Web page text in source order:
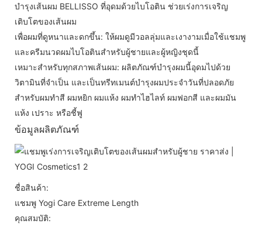
บำรุงเส้นผม BELLISSO ที่อุดมด้วยไบโอติน ช่วยเร่งการเจริญ
เติบโตของเส้นผม
เพื่อผมที่ดูหนาและดกขึ้น: ให้ผมดูมีวอลลุ่มและเงางามเมื่อใช้แชมพู
และครีมนวดผมไบโอตินสำหรับผู้ชายและผู้หญิงชุดนี้
เหมาะสำหรับทุกสภาพเส้นผม: ผลิตภัณฑ์บำรุงผมนี้อุดมไปด้วย
วิตามินที่จำเป็น และเป็นทรีทเมนต์บำรุงผมประจำวันที่ปลอดภัย
สำหรับผมทำสี ผมหยิก ผมแห้ง ผมทำไฮไลท์ ผมฟอกสี และผมมัน
แห้ง เปราะ หรือชี้ฟู
ข้อมูลผลิตภัณฑ์
ชื่อสินค้า:
แชมพู Yogi Care Extreme Length
คุณสมบัติ: